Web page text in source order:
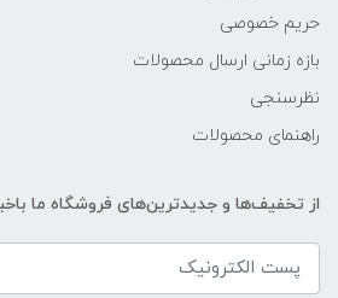
حریم خصوصی
بازه زمانی ارسال محصولات
نظرسنجی
راهنمای محصولات
از تخفیف‌ها و جدیدترین‌های فروشگاه ما